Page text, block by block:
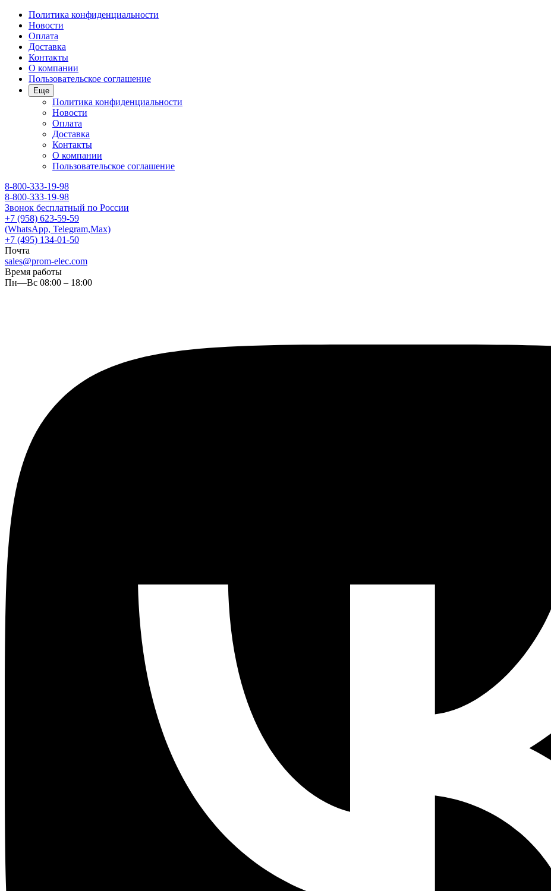
Политика конфиденциальности
Новости
Оплата
Доставка
Контакты
О компании
Пользовательское соглашение
Еще
Политика конфиденциальности
Новости
Оплата
Доставка
Контакты
О компании
Пользовательское соглашение
8-800-333-19-98
8-800-333-19-98
Звонок бесплатный по России
+7 (958) 623-59-59
(WhatsApp, Telegram,Max)
+7 (495) 134-01-50
Почта
sales@prom-elec.com
Время работы
Пн—Вс 08:00 – 18:00